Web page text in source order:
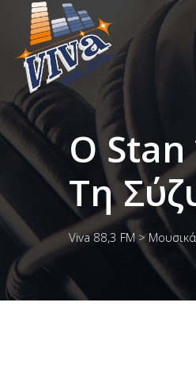
Ο
Τη
Viva 88,3 FM>